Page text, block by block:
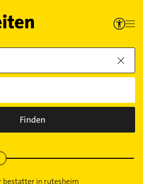
Finden